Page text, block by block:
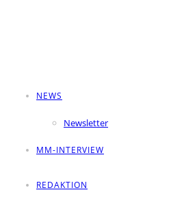
NEWS
Newsletter
MM-INTERVIEW
REDAKTION